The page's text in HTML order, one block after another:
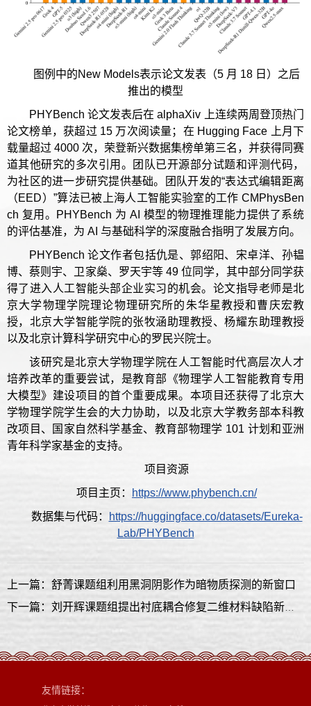
图例中的New Models表示论文发表（5 月 18 日）之后
推出的模型
PHYBench 论文发表后在 alphaXiv 上连续两周登顶热门
论文榜单，获超过 15 万次阅读量；在 Hugging Face 上月下
载量超过 4000 次，荣登新兴数据集榜单第三名，并获得同赛
道其他研究的多次引用。团队已开源部分试题和评测代码，
为社区的进一步研究提供基础。团队开发的“表达式编辑距离
（EED）”算法已被上海人工智能实验室的工作 CMPhysBen
ch 复用。PHYBench 为 AI 模型的物理推理能力提供了系统
的评估基准，为 AI 与基础科学的深度融合指明了发展方向。
PHYBench 论文作者包括仇是、郭绍阳、宋卓洋、孙韫
博、蔡则宇、卫家燊、罗天宇等 49 位同学，其中部分同学获
得了进入人工智能头部企业实习的机会。论文指导老师是北
京大学物理学院理论物理研究所的朱华星教授和曹庆宏教
授，北京大学智能学院的张牧涵助理教授、杨耀东助理教授
以及北京计算科学研究中心的罗民兴院士。
该研究是北京大学物理学院在人工智能时代高层次人才
培养改革的重要尝试，是教育部《物理学人工智能教育专用
大模型》建设项目的首个重要成果。本项目还获得了北京大
学物理学院学生会的大力协助，以及北京大学教务部本科教
改项目、国家自然科学基金、教育部物理学 101 计划和亚洲
青年科学家基金的支持。
项目资源
项目主页：
https://www.phybench.cn/
数据集与代码：
https://huggingface.co/datasets/Eureka-
Lab/PHYBench
上一篇：舒菁课题组利用黑洞阴影作为暗物质探测的新窗口
友情链接：